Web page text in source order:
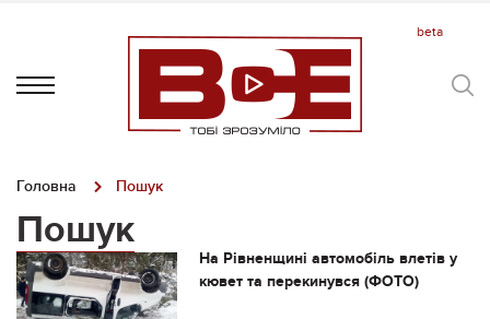
Головна Пошук
Пошук
На Рівненщині автомобіль влетів у
кювет та перекинувся (ФОТО)